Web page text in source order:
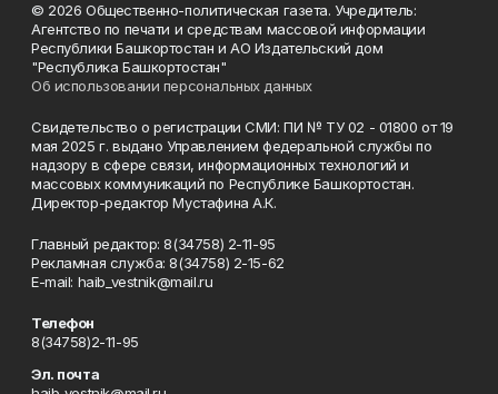
© 2026 Общественно-политическая газета. Учредитель:
Агентство по печати и средствам массовой информации
Республики Башкортостан и АО Издательский дом
"Республика Башкортостан"
Об использовании персональных данных
Свидетельство о регистрации СМИ: ПИ № ТУ 02 - 01800 от 19
мая 2025 г. выдано Управлением федеральной службы по
надзору в сфере связи, информационных технологий и
массовых коммуникаций по Республике Башкортостан.
Директор-редактор Мустафина А.К.
Главный редактор: 8(34758) 2-11-95
Рекламная служба: 8(34758) 2-15-62
Е-mаil: haib_vestnik@mail.ru
Телефон
8(34758)2-11-95
Эл. почта